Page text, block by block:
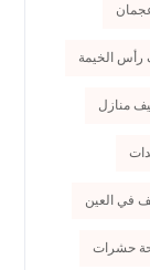
رأس الخيمة
منازل
في العين
حشرات